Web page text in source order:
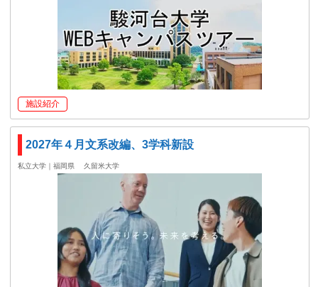
施設紹介
2027年４月文系改編、3学科新設
私立大学｜福岡県 久留米大学